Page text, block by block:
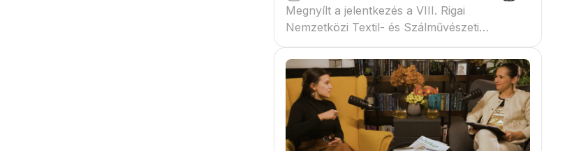
Megnyílt a jelentkezés a VIII. Rigai
Nemzetközi Textil- és Szálművészeti
Triennáléra